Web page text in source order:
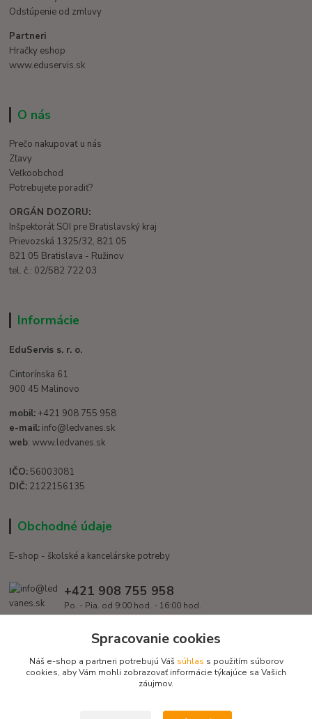
Odstúpenie od zmluvy
Partneri
Hračky eshop
www.eduservis.sk
O nás
Prečo nakupovať u nás
Zľavy
Veľkoobchod
Potrebujete poradiť?
ORGÁN DOZORU:
Inšpektorát SOI pre Bratislavský kraj
Prievozská 1325/32, 821 05
821 05 Bratislava - Ružinov
tel. č.: 02/582 722 03
Informácie
EduServis s. r. o.
Cintorínska 61
900 45 Malinovo
mobil: +421 908 755 958
e-mail: info@ledvanes.sk
web: www.ledvanes.sk
IČO: 56003081
DIČ: 2122156135
Obchodné údaje
E-shop - školské a kancelárske potreby
+421 908 755 958
Po. - Pia. od 9:00 hod. - 16:00 hod.
info@ledvanes.skSpracovanie cookies
Náš e-shop a partneri potrebujú Váš súhlas s použitím súborov
cookies, aby Vám mohli zobrazovať informácie týkajúce sa Vašich
záujmov.